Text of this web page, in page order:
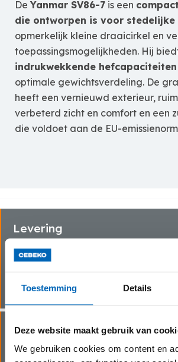
Toestemming Details
Deze website maakt gebruik van
We gebruiken cookies om content en
De Yanmar SV86-7 is een
die ontworpen is voor stedelijke
opmerkelijk kleine draaicirkel en
toepassingsmogelijkheden. Hij
indrukwekkende hefcapaciteiten
optimale gewichtsverdeling. De
heeft een vernieuwd exterieur,
verbeterd zicht en comfort en een
die voldoet aan de EU-
Levering
Onze chauffeurs gaan snel en
het leveren van jouw
Vlotte service
Dankzij onze eigen transportdienst